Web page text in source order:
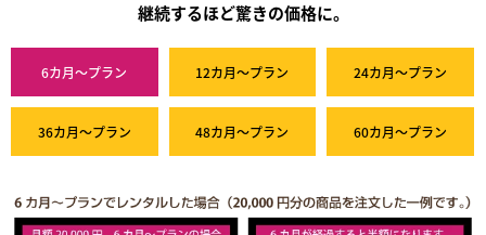
継続するほど驚きの価格に。
6カ月～プラン 12カ月～プラン 24カ月～プラン
36カ月～プラン 48カ月～プラン 60カ月～プラン